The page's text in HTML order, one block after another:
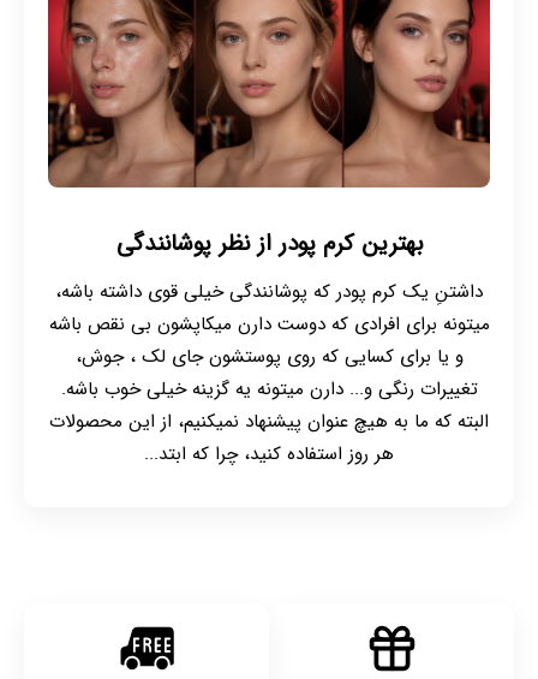
بهترین کرم پودر از نظر پوشانندگی
داشتنِ یک کرم پودر که پوشانندگی خیلی قوی داشته باشه،
میتونه برای افرادی که دوست دارن میکاپشون بی نقص باشه
و یا برای کسایی که روی پوستشون جای لک ، جوش،
تغییرات رنگی و... دارن میتونه یه گزینه خیلی خوب باشه.
البته که ما به هیچ عنوان پیشنهاد نمیکنیم، از این محصولات
هر روز استفاده کنید، چرا که ابتد...